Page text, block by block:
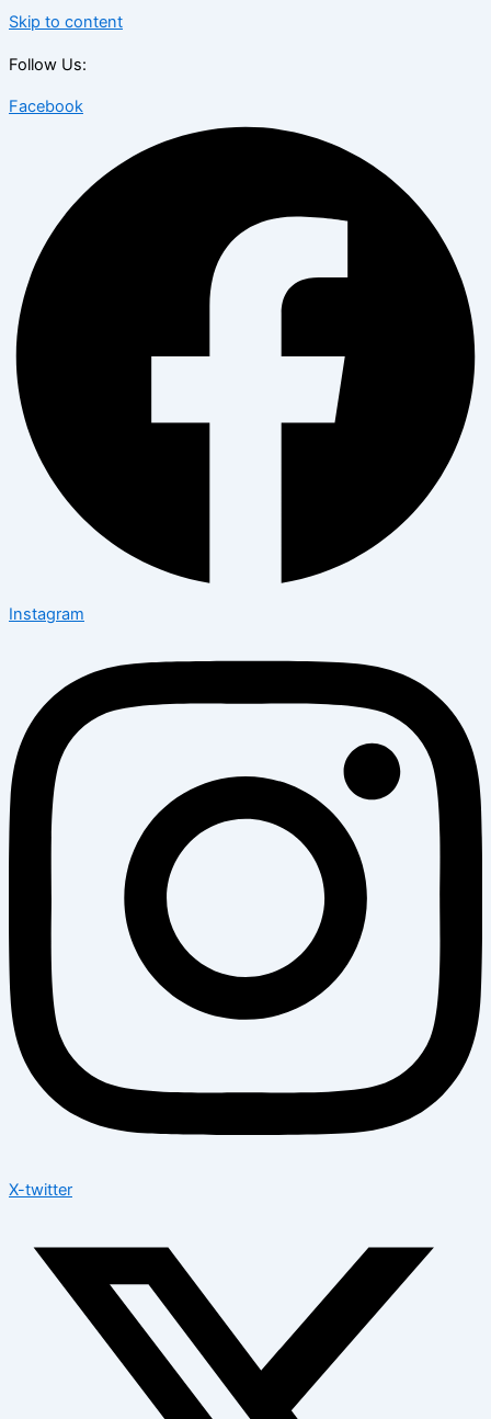
Skip to content
Follow Us:
Facebook
Instagram
X-twitter